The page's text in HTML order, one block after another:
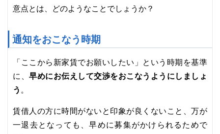
意点とは、どのようなことでしょうか？
通知をおこなう時期
「ここから新家賃でお願いしたい」という時期を基準
に、早めにお伝えして交渉をおこなうようにしましょ
う 。
賃借人の方に時間がないと印象が良くないこと、万が
一退去となっても、早めに募集がかけられるためで